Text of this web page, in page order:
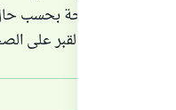
نعيماً وراحة بحسب